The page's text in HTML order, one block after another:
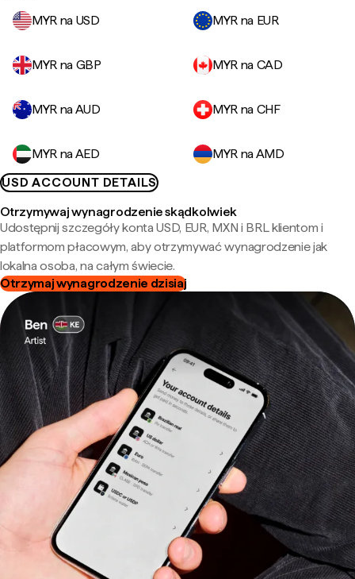
MYR na USD
MYR na EUR
MYR na GBP MYR na CAD
MYR na AUD MYR na CHF
MYR na AED
MYR na AMD
USD ACCOUNT DETAILS
Otrzymywaj wynagrodzenie skądkolwiek
Udostępnij szczegóły konta USD, EUR, MXN i BRL klientom i
platformom płacowym, aby otrzymywać wynagrodzenie jak
lokalna osoba, na całym świecie.
Otrzymaj wynagrodzenie dzisiaj